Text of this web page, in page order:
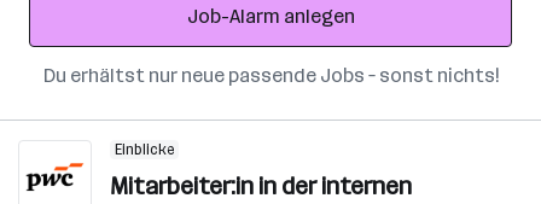
Job-Alarm anlegen
Du erhältst nur neue passende Jobs – sonst nichts!
Einblicke
Mitarbeiter:in in der internen